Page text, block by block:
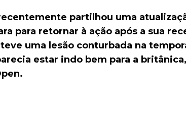
partilhou uma
para retornar à ação após a sua
uma lesão conturbada na
estar indo bem para a